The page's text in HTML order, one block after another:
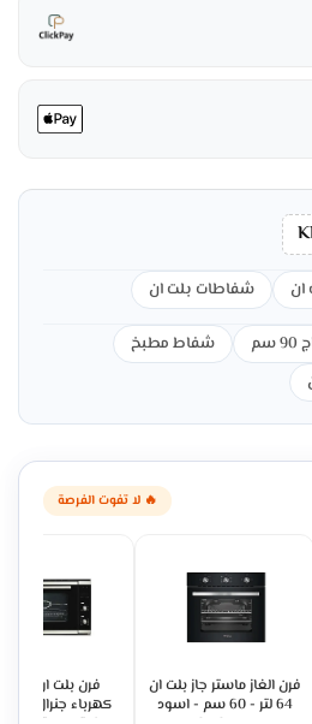
ان شفاطات بلت ان
شفاط مطبخ
🔥 لا تفوت الفرصة
فرن الغاز ماستر جاز بلت ان
64 لتر - 60 سم - اسود
كهرباء جنرال